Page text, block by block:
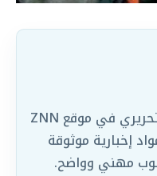
يعمل ضمن الفريق التحريري في موقع ZNN
إخبارية موثوقة
مهني وواضح.